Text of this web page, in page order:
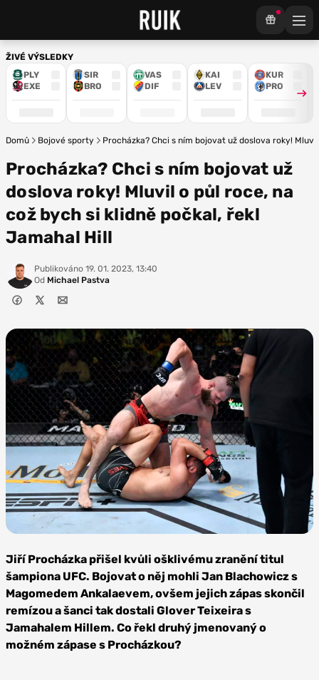
ŽIVÉ VÝSLEDKY
PLY
EXE
SIR
BRO
VAS
DIF
KAI
LEV
KUR
PRO
Domů Bojové sporty Procházka? Chci s ním bojovat už doslova roky!
Procházka? Chci s ním bojovat už
doslova roky! Mluvil o půl roce, na
což bych si klidně počkal, řekl
Jamahal Hill
Publikováno 19. 01. 2023, 13:40
Od Michael Pastva
Jiřího Procházky
Jiří Procházka přišel kvůli ošklivému zranění titul
šampiona UFC. Bojovat o něj mohli Jan Blachowicz s
Magomedem Ankalaevem, ovšem jejich zápas skončil
remízou a šanci tak dostali Glover Teixeira s
Jamahalem Hillem. Co řekl druhý jmenovaný o
možném zápase s Procházkou?